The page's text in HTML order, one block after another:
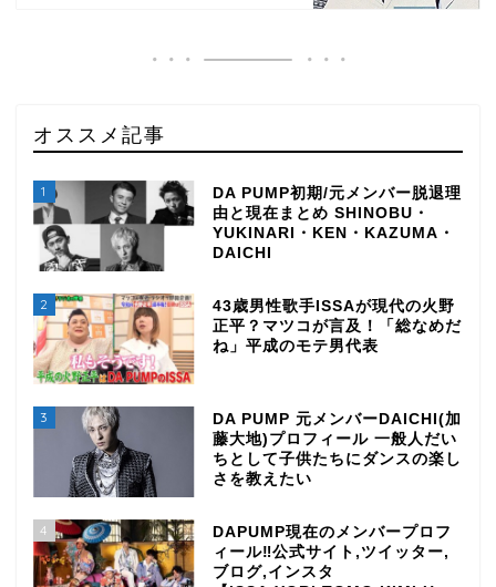
オススメ記事
1
DA PUMP初期/元メンバー脱退理
由と現在まとめ SHINOBU・
YUKINARI・KEN・KAZUMA・
DAICHI
2
43歳男性歌手ISSAが現代の火野
正平？マツコが言及！「総なめだ
ね」平成のモテ男代表
3
DA PUMP 元メンバーDAICHI(加
藤大地)プロフィール 一般人だい
ちとして子供たちにダンスの楽し
さを教えたい
4
DAPUMP現在のメンバープロフ
ィール‼公式サイト,ツイッター,
ブログ,インスタ